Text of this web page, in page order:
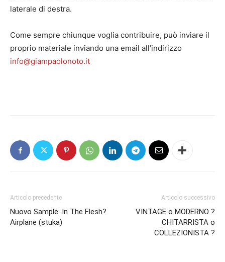
laterale di destra.
Come sempre chiunque voglia contribuire, può inviare il
proprio materiale inviando una email all’indirizzo
info@giampaolonoto.it
Articolo precedente
Nuovo Sample: In The Flesh?
Airplane (stuka)
Articolo successivo
VINTAGE o MODERNO ?
CHITARRISTA o
COLLEZIONISTA ?